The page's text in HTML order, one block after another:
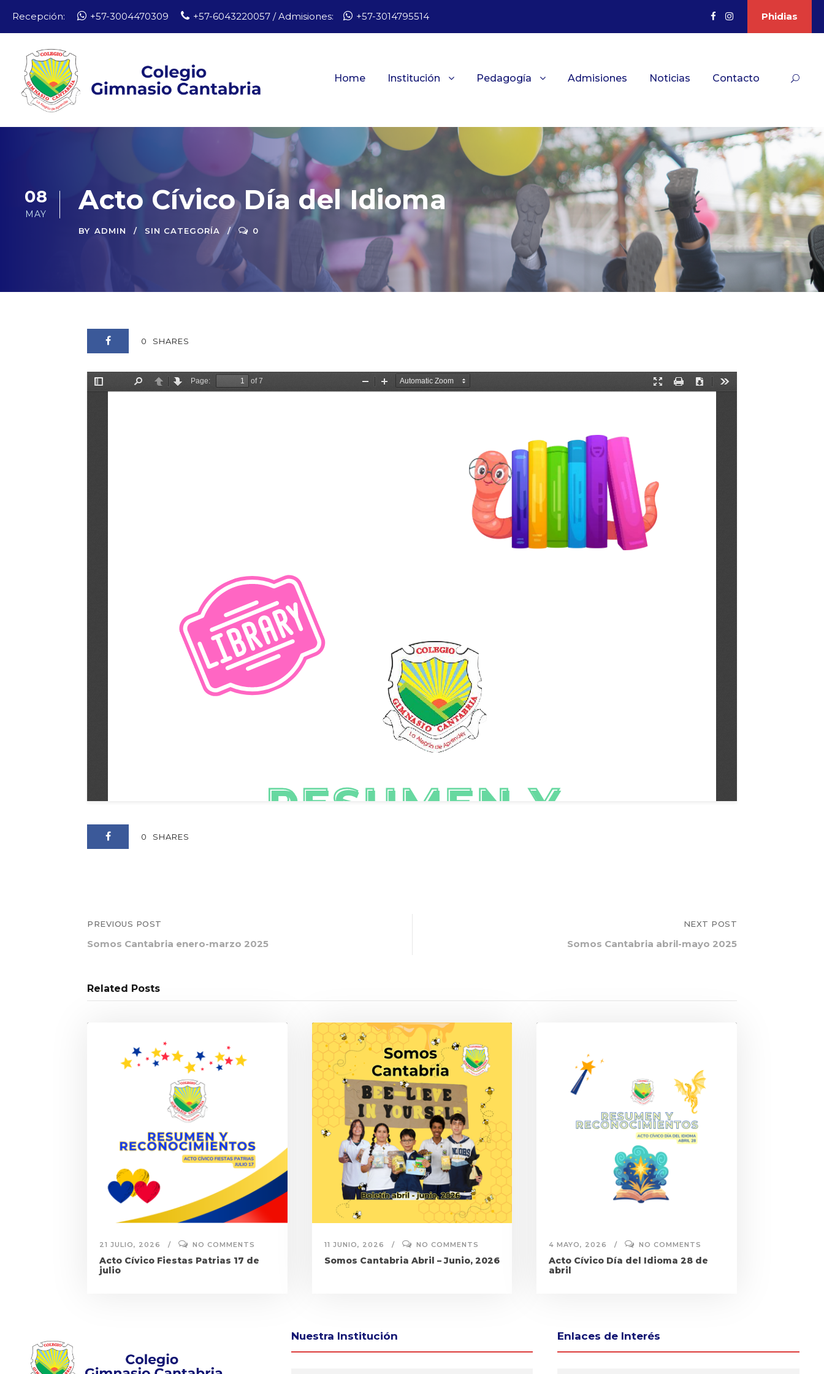
Recepción: +57-3004470309 +57-6043220057 / Admisiones: +57-3014795514 Phidias
Home Institución Pedagogía Admisiones Noticias Contacto
08
MAY Acto Cívico Día del Idioma
BY ADMIN SIN CATEGORÍA 0
0 SHARES
0 SHARES
PREVIOUS POST
Somos Cantabria enero-marzo 2025
NEXT POST
Somos Cantabria abril-mayo 2025
Related Posts
21 JULIO, 2026 NO COMMENTS
Acto Cívico Fiestas Patrias 17 de
julio
11 JUNIO, 2026 NO COMMENTS
Somos Cantabria Abril – Junio, 2026
4 MAYO, 2026 NO COMMENTS
Acto Cívico Día del Idioma 28 de
abril
Nuestra Institución Enlaces de Interés